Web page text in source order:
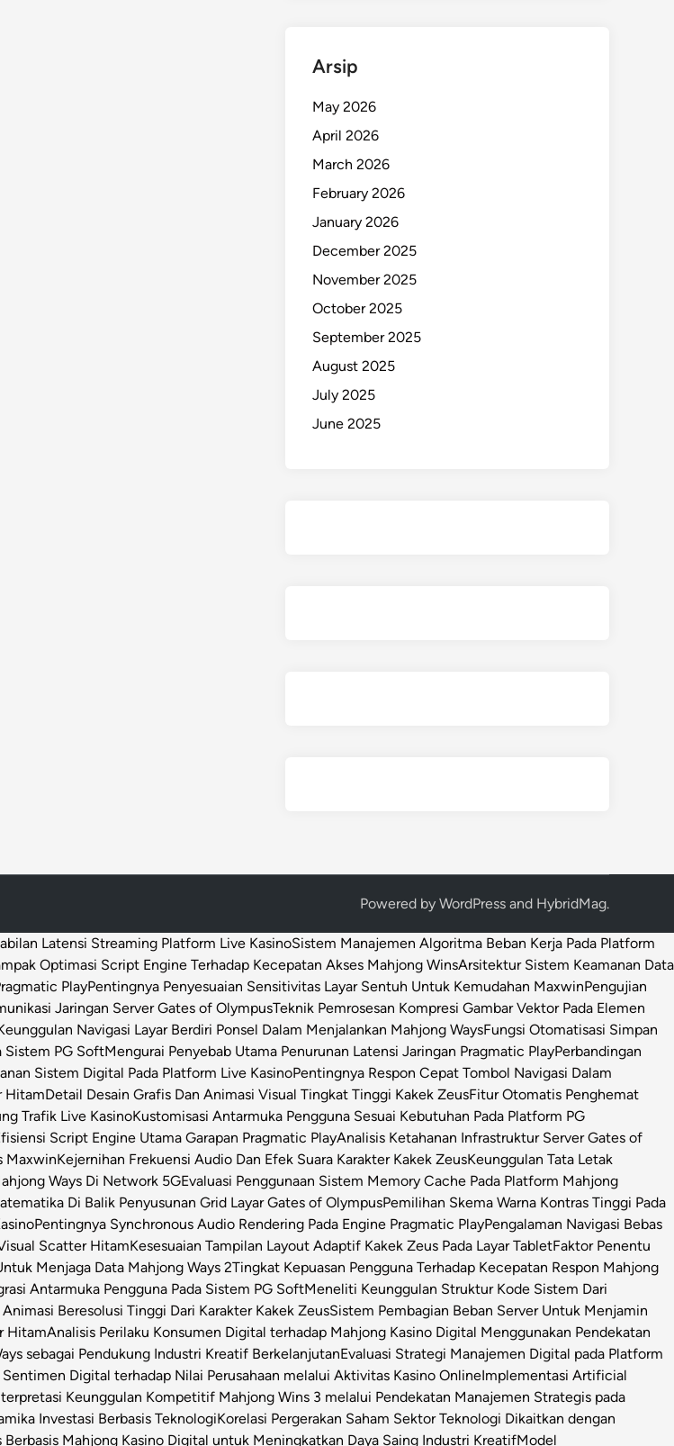
Arsip
May 2026
April 2026
March 2026
February 2026
January 2026
December 2025
November 2025
October 2025
September 2025
August 2025
July 2025
June 2025
Powered by WordPress and HybridMag.
Latensi Streaming Platform Live KasinoSistem Manajemen Algoritma Beban Kerja Pada Platform
Optimasi Script Engine Terhadap Kecepatan Akses Mahjong WinsArsitektur Sistem Keamanan Data
PlayPentingnya Penyesuaian Sensitivitas Layar Sentuh Untuk Kemudahan MaxwinPengujian
Jaringan Server Gates of OlympusTeknik Pemrosesan Kompresi Gambar Vektor Pada Elemen
Navigasi Layar Berdiri Ponsel Dalam Menjalankan Mahjong WaysFungsi Otomatisasi Simpan
Sistem PG SoftMengurai Penyebab Utama Penurunan Latensi Jaringan Pragmatic PlayPerbandingan
Sistem Digital Pada Platform Live KasinoPentingnya Respon Cepat Tombol Navigasi Dalam
HitamDetail Desain Grafis Dan Animasi Visual Tingkat Tinggi Kakek ZeusFitur Otomatis Penghemat
Trafik Live KasinoKustomisasi Antarmuka Pengguna Sesuai Kebutuhan Pada Platform PG
Script Engine Utama Garapan Pragmatic PlayAnalisis Ketahanan Infrastruktur Server Gates of
MaxwinKejernihan Frekuensi Audio Dan Efek Suara Karakter Kakek ZeusKeunggulan Tata Letak
Ways Di Network 5GEvaluasi Penggunaan Sistem Memory Cache Pada Platform Mahjong
Di Balik Penyusunan Grid Layar Gates of OlympusPemilihan Skema Warna Kontras Tinggi Pada
Pentingnya Synchronous Audio Rendering Pada Engine Pragmatic PlayPengalaman Navigasi Bebas
Scatter HitamKesesuaian Tampilan Layout Adaptif Kakek Zeus Pada Layar TabletFaktor Penentu
Menjaga Data Mahjong Ways 2Tingkat Kepuasan Pengguna Terhadap Kecepatan Respon Mahjong
Antarmuka Pengguna Pada Sistem PG SoftMeneliti Keunggulan Struktur Kode Sistem Dari
Beresolusi Tinggi Dari Karakter Kakek ZeusSistem Pembagian Beban Server Untuk Menjamin
HitamAnalisis Perilaku Konsumen Digital terhadap Mahjong Kasino Digital Menggunakan Pendekatan
sebagai Pendukung Industri Kreatif BerkelanjutanEvaluasi Strategi Manajemen Digital pada Platform
Digital terhadap Nilai Perusahaan melalui Aktivitas Kasino OnlineImplementasi Artificial
Keunggulan Kompetitif Mahjong Wins 3 melalui Pendekatan Manajemen Strategis pada
Investasi Berbasis TeknologiKorelasi Pergerakan Saham Sektor Teknologi Dikaitkan dengan
Berbasis Mahjong Kasino Digital untuk Meningkatkan Daya Saing Industri KreatifModel